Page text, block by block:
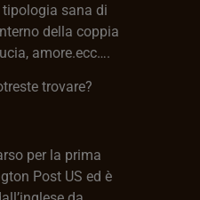
sana di
della coppia
amore.ecc….
trovare?
per la prima
Post US ed è